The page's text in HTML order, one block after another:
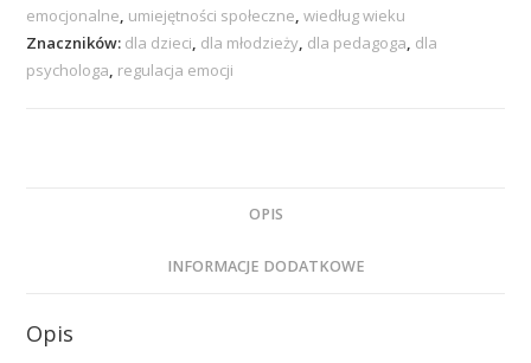
emocjonalne, umiejętności społeczne,wiedług wieku
Znaczników: dla dzieci, dla młodzieży, dla pedagoga, dla
psychologa, regulacja emocji
OPIS
INFORMACJE DODATKOWE
Opis